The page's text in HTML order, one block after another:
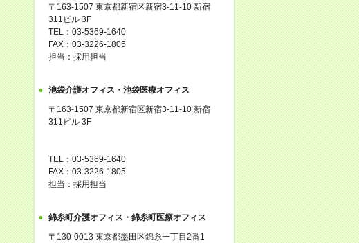
〒163-1507 東京都新宿区新宿3-11-10 新宿
311ビル 3F
TEL：03-5369-1640
FAX：03-3226-1805
担当：採用担当
池袋介護オフィス・池袋医療オフィス
〒163-1507 東京都新宿区新宿3-11-10 新宿
311ビル 3F
TEL：03-5369-1640
FAX：03-3226-1805
担当：採用担当
錦糸町介護オフィス・錦糸町医療オフィス
〒130-0013 東京都墨田区錦糸一丁目2番1